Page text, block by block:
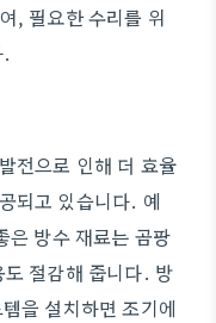
, 필요한 수리를 위
전으로 인해 더 효율
되고 있습니다. 예
은 방수 재료는 곰팡
절감해 줍니다. 방
을 설치하면 조기에